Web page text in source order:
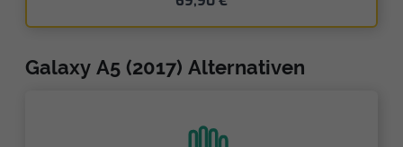
Galaxy A5 (2017) Alternativen